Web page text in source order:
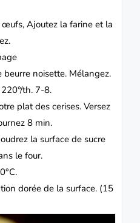
œufs, Ajoutez la farine et la
beurre noisette. Mélangez.
th. 7-8.
plat des cerises. Versez
8 min.
la surface de sucre
le four.
dorée de la surface. (15